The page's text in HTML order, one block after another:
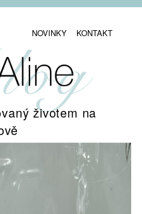
NOVINKY KONTAKT
životem na